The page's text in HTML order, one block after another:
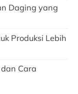
Daging yang
Produksi Lebih
Cara